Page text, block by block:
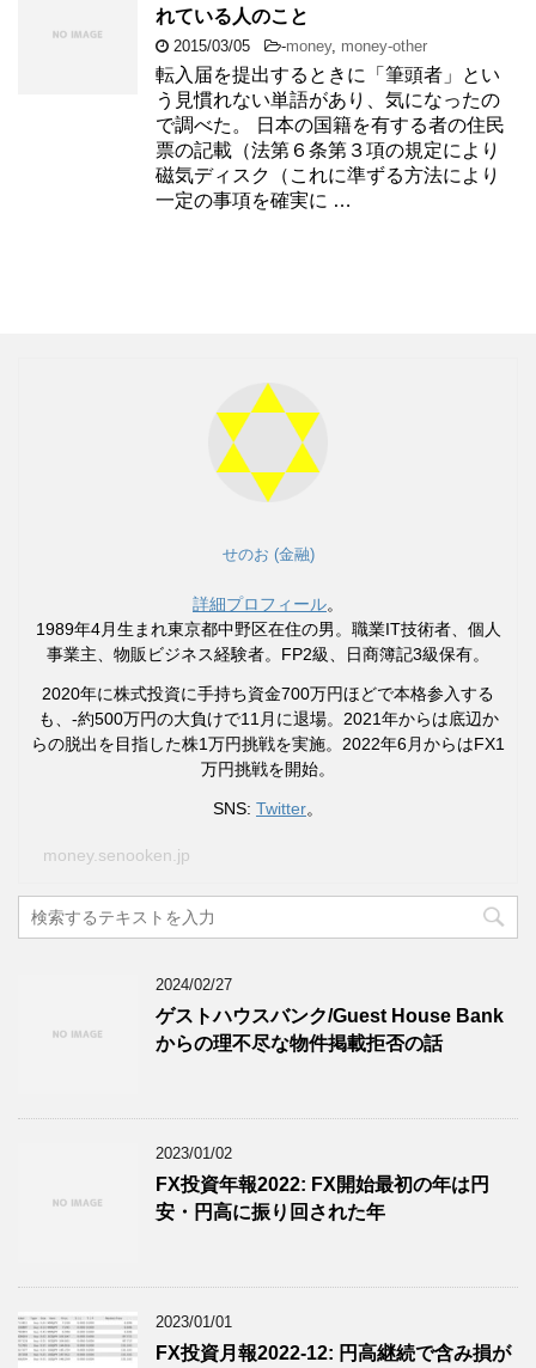
れている人のこと
2015/03/05 -money, money-other
転入届を提出するときに「筆頭者」とい
う見慣れない単語があり、気になったの
で調べた。 日本の国籍を有する者の住民
票の記載（法第６条第３項の規定により
磁気ディスク（これに準ずる方法により
一定の事項を確実に …
せのお (金融)
詳細プロフィール。
1989年4月生まれ東京都中野区在住の男。職業IT技術者、個人
事業主、物販ビジネス経験者。FP2級、日商簿記3級保有。
2020年に株式投資に手持ち資金700万円ほどで本格参入する
も、-約500万円の大負けで11月に退場。2021年からは底辺か
らの脱出を目指した株1万円挑戦を実施。2022年6月からはFX1
万円挑戦を開始。
SNS: Twitter。
money.senooken.jp
2024/02/27
ゲストハウスバンク/Guest House Bank
からの理不尽な物件掲載拒否の話
2023/01/02
FX投資年報2022: FX開始最初の年は円
安・円高に振り回された年
2023/01/01
FX投資月報2022-12: 円高継続で含み損が